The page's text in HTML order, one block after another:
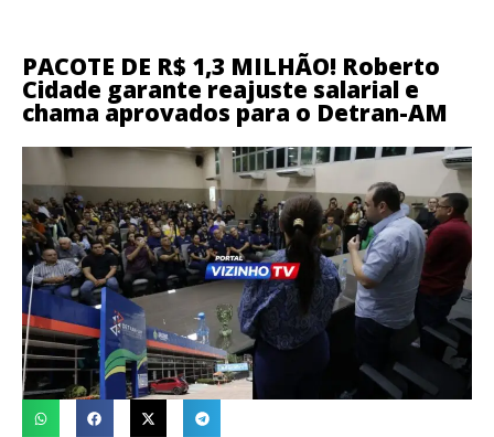
PACOTE DE R$ 1,3 MILHÃO! Roberto
Cidade garante reajuste salarial e
chama aprovados para o Detran-AM